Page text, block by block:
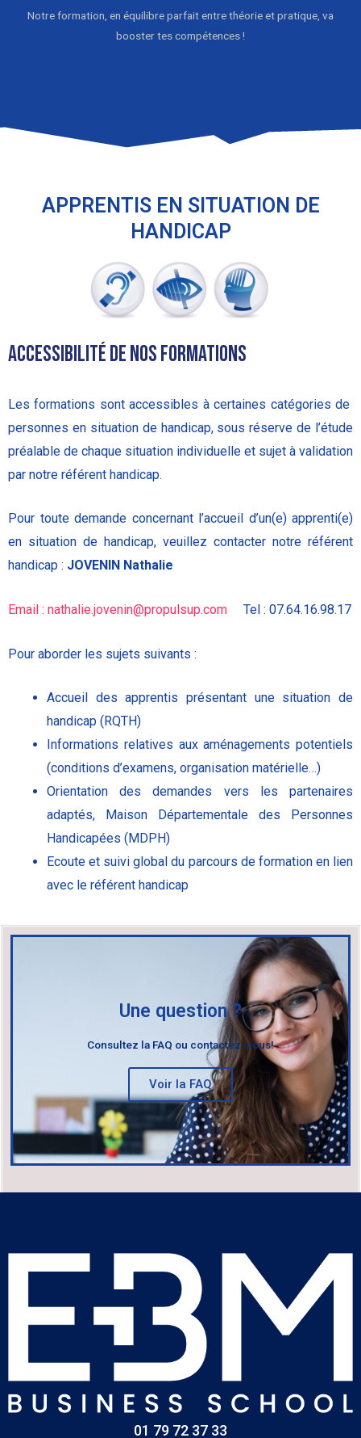
Notre formation, en équilibre parfait entre théorie et pratique, va
booster tes compétences !
APPRENTIS EN SITUATION DE
HANDICAP
ACCESSIBILITÉ DE NOS FORMATIONS
Les formations sont accessibles à certaines catégories de
personnes en situation de handicap, sous réserve de l’étude
préalable de chaque situation individuelle et sujet à validation
par notre référent handicap.
Pour toute demande concernant l’accueil d’un(e) apprenti(e)
en situation de handicap, veuillez contacter notre référent
handicap : JOVENIN Nathalie
Email : nathalie.jovenin@propulsup.com Tel : 07.64.16.98.17
Pour aborder les sujets suivants :
Accueil des apprentis présentant une situation de
handicap (RQTH)
Informations relatives aux aménagements potentiels
(conditions d’examens, organisation matérielle…)
Orientation des demandes vers les partenaires
adaptés, Maison Départementale des Personnes
Handicapées (MDPH)
Ecoute et suivi global du parcours de formation en lien
avec le référent handicap
Une question ?
Consultez la FAQ ou contactez-nous!
Voir la FAQ
01 79 72 37 33